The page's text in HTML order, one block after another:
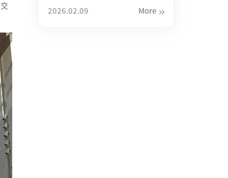
2026.02.09
More